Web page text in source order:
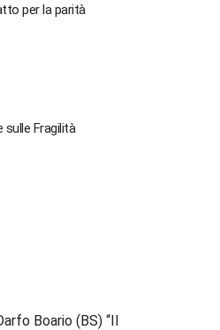
per la parità
sulle Fragilità
Boario (BS) “Il